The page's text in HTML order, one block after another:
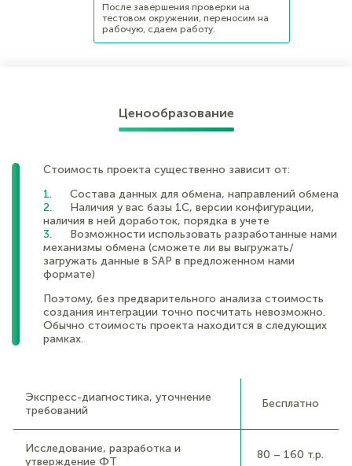
После завершения проверки на
тестовом окружении, переносим на
рабочую, сдаем работу.
Ценообразование
Стоимость проекта существенно зависит от:
Состава данных для обмена, направлений обмена
Наличия у вас базы 1С, версии конфигурации,
наличия в ней доработок, порядка в учете
Возможности использовать разработанные нами
механизмы обмена (сможете ли вы выгружать/
загружать данные в SAP в предложенном нами
формате)
Поэтому, без предварительного анализа стоимость
создания интеграции точно посчитать невозможно.
Обычно стоимость проекта находится в следующих
рамках.
Экспресс-диагностика, уточнение
требований
Бесплатно
Исследование, разработка и
утверждение ФТ
80 – 160 т.р.